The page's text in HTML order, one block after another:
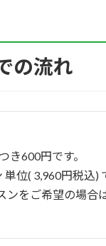
の流れ
き600円です。
単位( 3,960円税込)
ンをご希望の場合